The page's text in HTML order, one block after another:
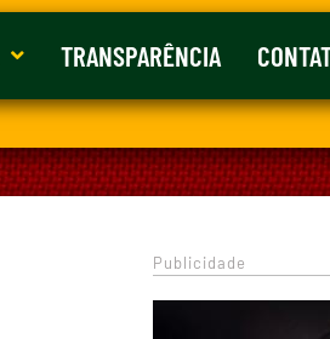
TRANSPARÊNCIA
Publicidade